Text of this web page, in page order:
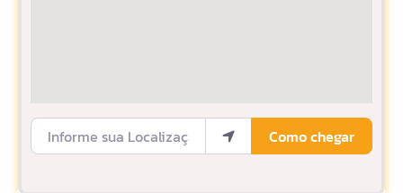
Informe sua Localização
Como chegar